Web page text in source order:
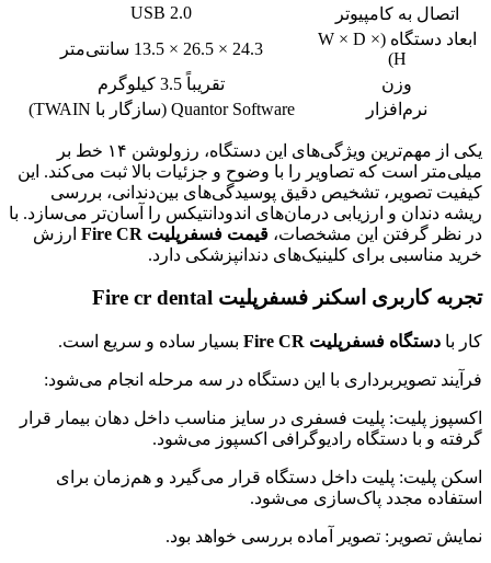
اتصال به کامپیوتر
USB 2.0
ابعاد دستگاه (W × D ×
H)
24.3 × 26.5 × 13.5 سانتی‌متر
وزن
تقریباً 3.5 کیلوگرم
نرم‌افزار
Quantor Software (سازگار با TWAIN)
یکی از مهم‌ترین ویژگی‌های این دستگاه، رزولوشن ۱۴ خط بر
میلی‌متر است که تصاویر را با وضوح و جزئیات بالا ثبت می‌کند. این
کیفیت تصویر، تشخیص دقیق پوسیدگی‌های بین‌دندانی، بررسی
ریشه دندان و ارزیابی درمان‌های اندودانتیکس را آسان‌تر می‌سازد. با
در نظر گرفتن این مشخصات، قیمت فسفرپلیت Fire CR
ارزش
خرید مناسبی برای کلینیک‌های دندانپزشکی دارد.
تجربه کاربری اسکنر فسفرپلیت Fire cr dental
کار با دستگاه فسفرپلیت Fire CR بسیار ساده و سریع است.
فرآیند تصویربرداری با این دستگاه در سه مرحله انجام می‌شود:
اکسپوز پلیت: پلیت فسفری در سایز مناسب داخل دهان بیمار قرار
گرفته و با دستگاه رادیوگرافی اکسپوز می‌شود.
اسکن پلیت: پلیت داخل دستگاه قرار می‌گیرد و هم‌زمان برای
استفاده مجدد پاک‌سازی می‌شود.
نمایش تصویر: تصویر آماده بررسی خواهد بود.